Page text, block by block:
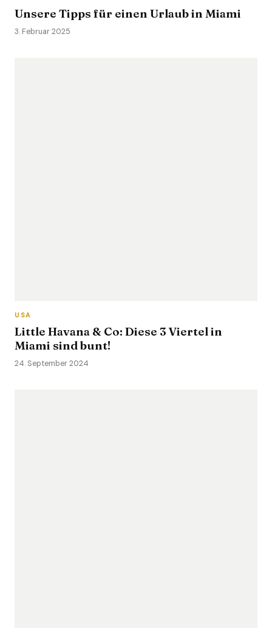
Unsere Tipps für einen Urlaub in Miami
3. Februar 2025
USA
Little Havana & Co: Diese 3 Viertel in
Miami sind bunt!
24. September 2024